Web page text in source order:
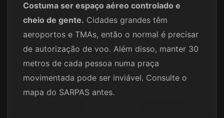
Costuma ser espaço aéreo controlado e
cheio de gente. Cidades grandes têm
aeroportos e TMAs, então o normal é precisar
de autorização de voo. Além disso, manter 30
metros de cada pessoa numa praça
movimentada pode ser inviável. Consulte o
mapa do SARPAS antes.